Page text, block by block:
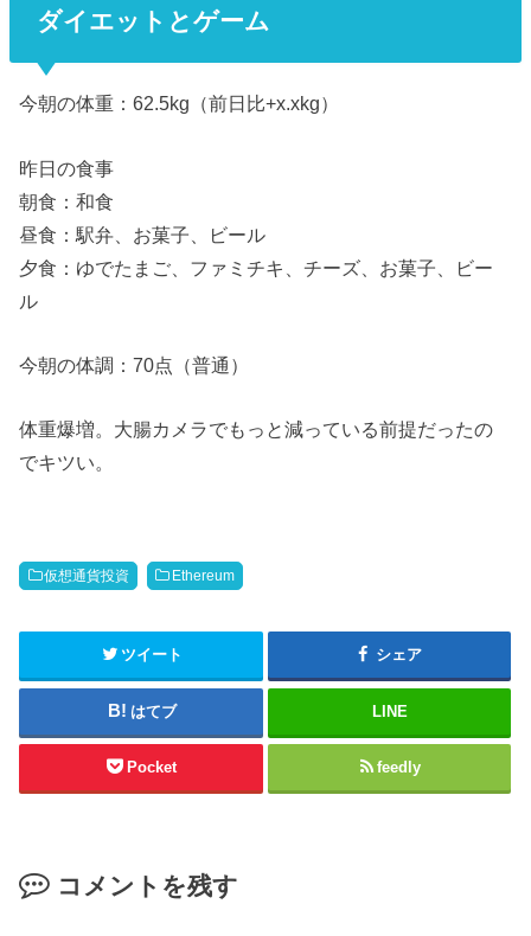
ダイエットとゲーム
今朝の体重：62.5kg（前日比+x.xkg）
昨日の食事
朝食：和食
昼食：駅弁、お菓子、ビール
夕食：ゆでたまご、ファミチキ、チーズ、お菓子、ビー
ル
今朝の体調：70点（普通）
体重爆増。大腸カメラでもっと減っている前提だったの
でキツい。
仮想通貨投資 Ethereum
ツイート シェア
はてブ LINE
Pocket feedly
コメントを残す